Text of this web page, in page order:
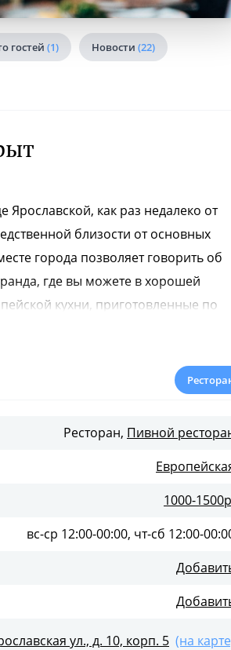
гостей (1) Новости (22)
как раз недалеко от
близости от основных
города позволяет говорить об
где вы можете в хорошей
кухни, приготовленные по
заведения позволяет
лайн спортивные трансляции вы
панелей гарантирует, что ни
Ресторан, Пивной
1000-
вс-ср 12:00-00:00, чт-сб 12:00-
ул., д. 10, корп. 5 (на